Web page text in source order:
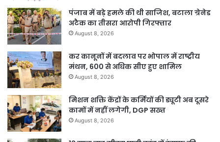
पंजाब में बड़े हमले की थी साजिश, बटाला ग्रेनेड
अटैक का तीसरा आरोपी गिरफ्तार
August 8, 2026
कर कानूनों में बदलाव पर भोपाल में राष्ट्रीय
मंथन, 600 से अधिक सीए हुए शामिल
August 8, 2026
मिशन शक्ति केंद्रों के कर्मियों की ड्यूटी अब दूसरे
कामों में नहीं लगेगी, DGP सख्त
August 8, 2026